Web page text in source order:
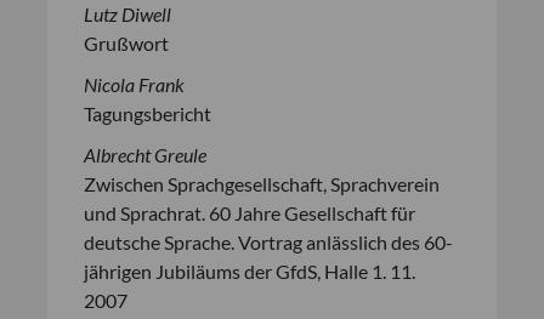
Lutz Diwell
Grußwort
Nicola Frank
Tagungsbericht
Albrecht Greule
Zwischen Sprachgesellschaft, Sprachverein
und Sprachrat. 60 Jahre Gesellschaft für
deutsche Sprache. Vortrag anlässlich des 60-
jährigen Jubiläums der GfdS, Halle 1. 11.
2007